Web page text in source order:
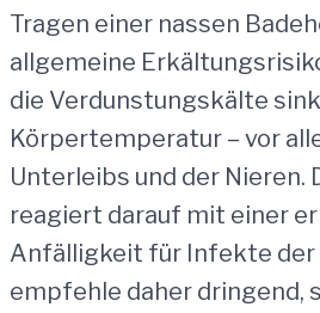
Tragen einer nassen
allgemeine
die Verdunstungskälte
Körpertemperatur – vor
Unterleibs und der Nieren.
reagiert darauf mit einer
Anfälligkeit für Infekte der
empfehle daher dringend,